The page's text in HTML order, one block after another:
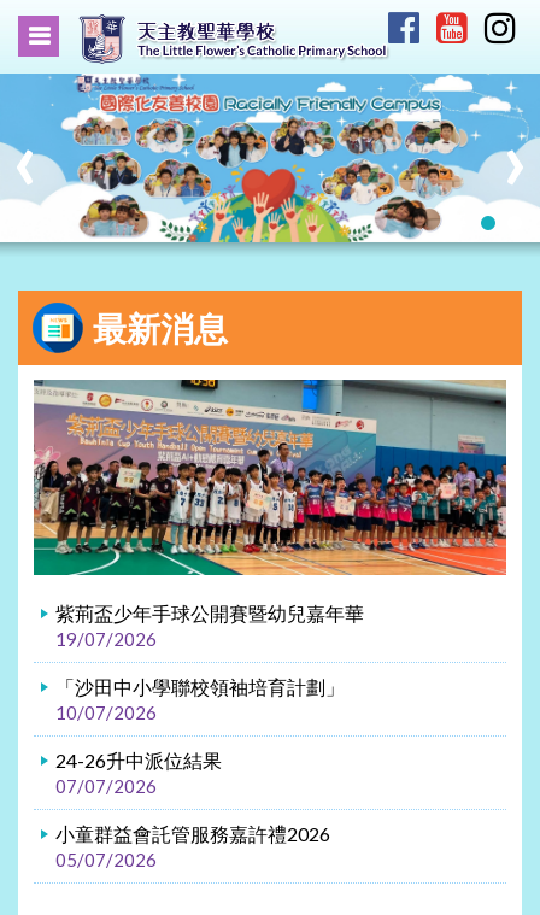
‹ ›
最新消息
紫荊盃少年手球公開賽暨幼兒嘉年華
19/07/2026
「沙田中小學聯校領袖培育計劃」
10/07/2026
24-26升中派位結果
07/07/2026
小童群益會託管服務嘉許禮2026
05/07/2026